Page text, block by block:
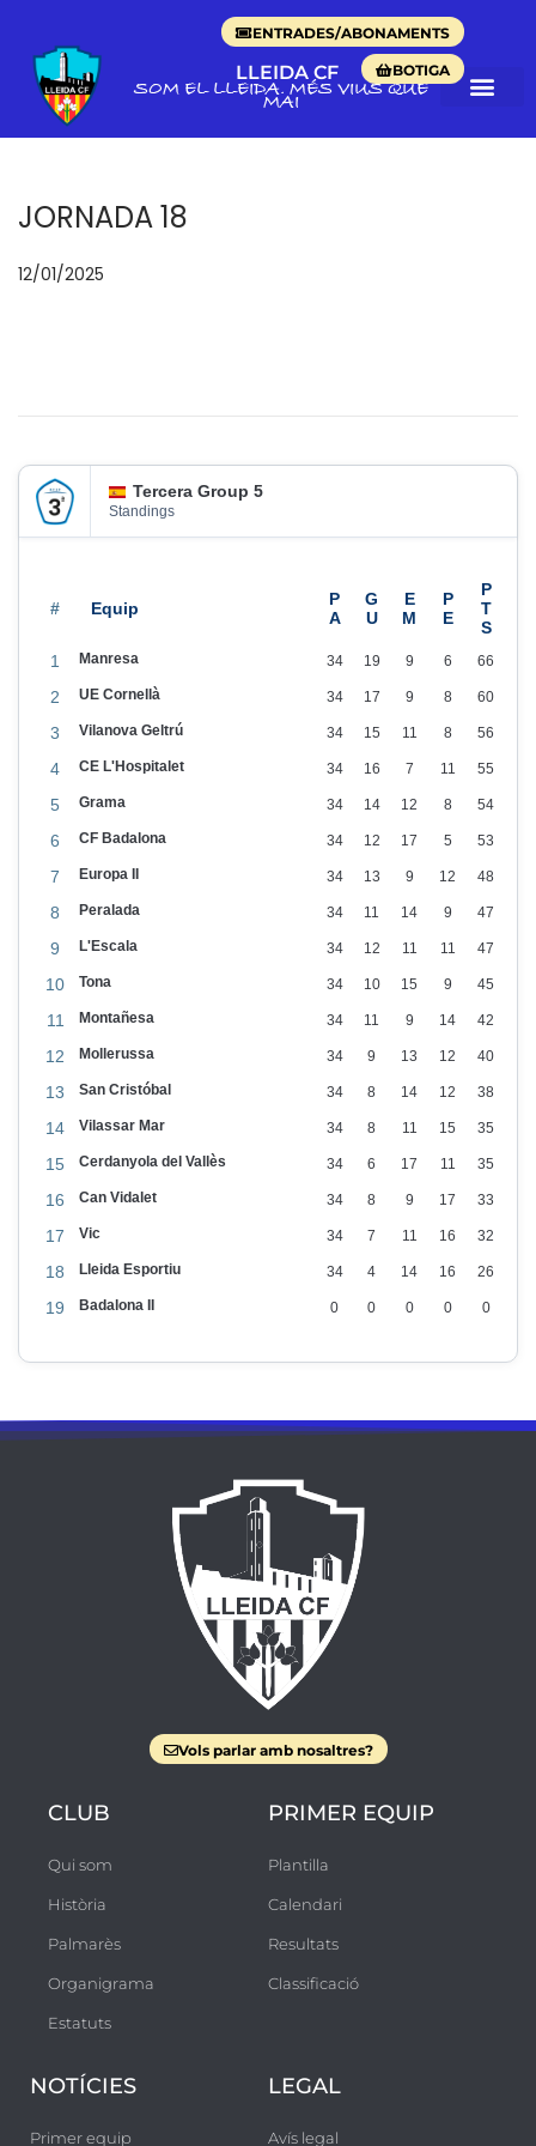
ENTRADES/ABONAMENTS
BOTIGA
LLEIDA CF
SOM EL LLEIDA. MÉS VIUS QUE
MAI
JORNADA 18
p
n
12/01/2025
Tercera Group 5
Standings
#
1 Manresa 34 19 9 6 66
2 UE Cornellà 34 17 9 8 60
3 Vilanova Geltrú 34 15 11 8 56
4 CE L'Hospitalet 34 16 7 11 55
5 Grama 34 14 12 8 54
6 CF Badalona 34 12 17 5 53
7 Europa II 34 13 9 12 48
8 Peralada 34 11 14 9 47
9 L'Escala 34 12 11 11 47
10 Tona 34 10 15 9 45
11 Montañesa 34 11 9 14 42
12 Mollerussa 34 9 13 12 40
13 San Cristóbal 34 8 14 12 38
14 Vilassar Mar 34 8 11 15 35
15 Cerdanyola del Vallès 34 6 17 11 35
16 Can Vidalet 34 8 9 17 33
17 Vic 34 7 11 16 32
18 Lleida Esportiu 34 4 14 16 26
19 Badalona II 0 0 0 0 0
Vols parlar amb nosaltres?
CLUB
Qui som
Història
Palmarès
Organigrama
Estatuts
PRIMER EQUIP
Plantilla
Calendari
Resultats
Classificació
NOTÍCIES
Primer equip
LEGAL
Avís legal